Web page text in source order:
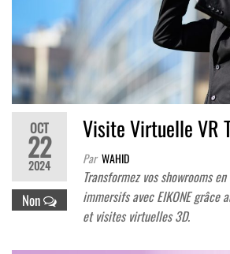
OCT
22
2024
Non
Visite Virtuelle VR
Par WAHID
Transformez vos showrooms
immersifs avec EIKONE grâce
et visites virtuelles 3D.